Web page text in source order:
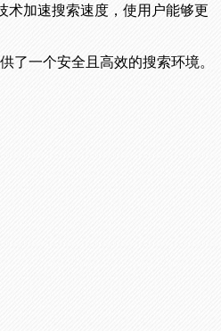
术加速搜索速度，使用户能够更
了一个安全且高效的搜索环境。